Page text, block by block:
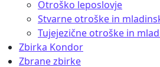
Otroško leposlovje
Stvarne otroške in
Tujejezične otroške in
Zbirka Kondor
Zbrane zbirke